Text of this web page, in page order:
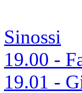
Sinossi
19.00 -
19.01 -